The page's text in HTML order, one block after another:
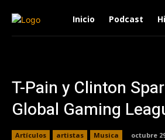
Inicio Podcast
T-Pain y Clinton
Global Gaming
Artículos artistas Musica octubre